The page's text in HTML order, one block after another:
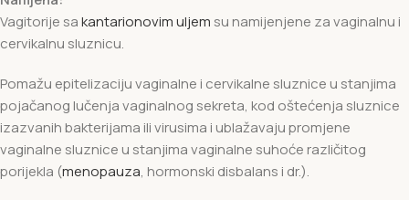
Vagitorije sakantarionovim uljem su namijenjene za vaginalnu i
cervikalnu sluznicu.
Pomažu epitelizaciju vaginalne i cervikalne sluznice u stanjima
pojačanog lučenja vaginalnog sekreta, kod oštećenja sluznice
izazvanih bakterijama ili virusima i ublažavaju promjene
vaginalne sluznice u stanjima vaginalne suhoće različitog
porijekla (menopauza, hormonski disbalans i dr.).